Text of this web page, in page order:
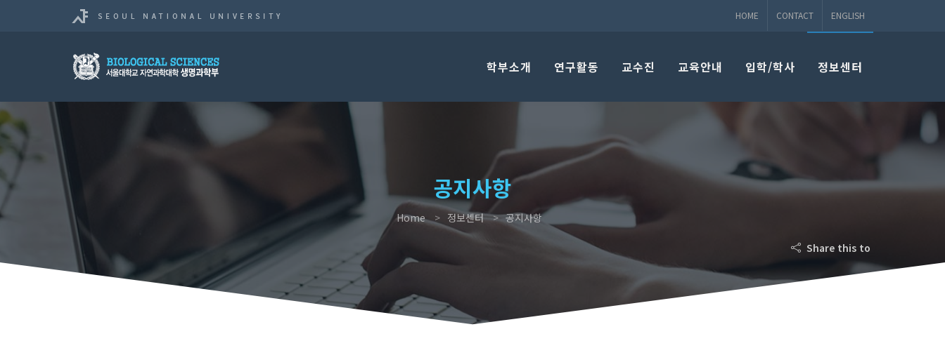
HOME CONTACT ENGLISH
학부소개 연구활동 교수진 교육안내 입학/학사 정보센터
공지사항
Home 정보센터 공지사항
Share this to